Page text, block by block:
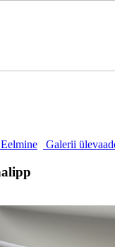
Eelmine Galerii